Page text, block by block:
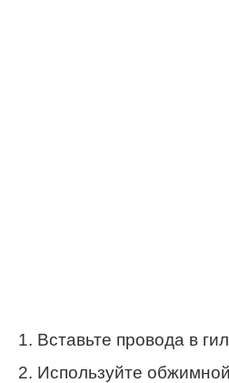
1. Вставьте провода в
2. Используйте